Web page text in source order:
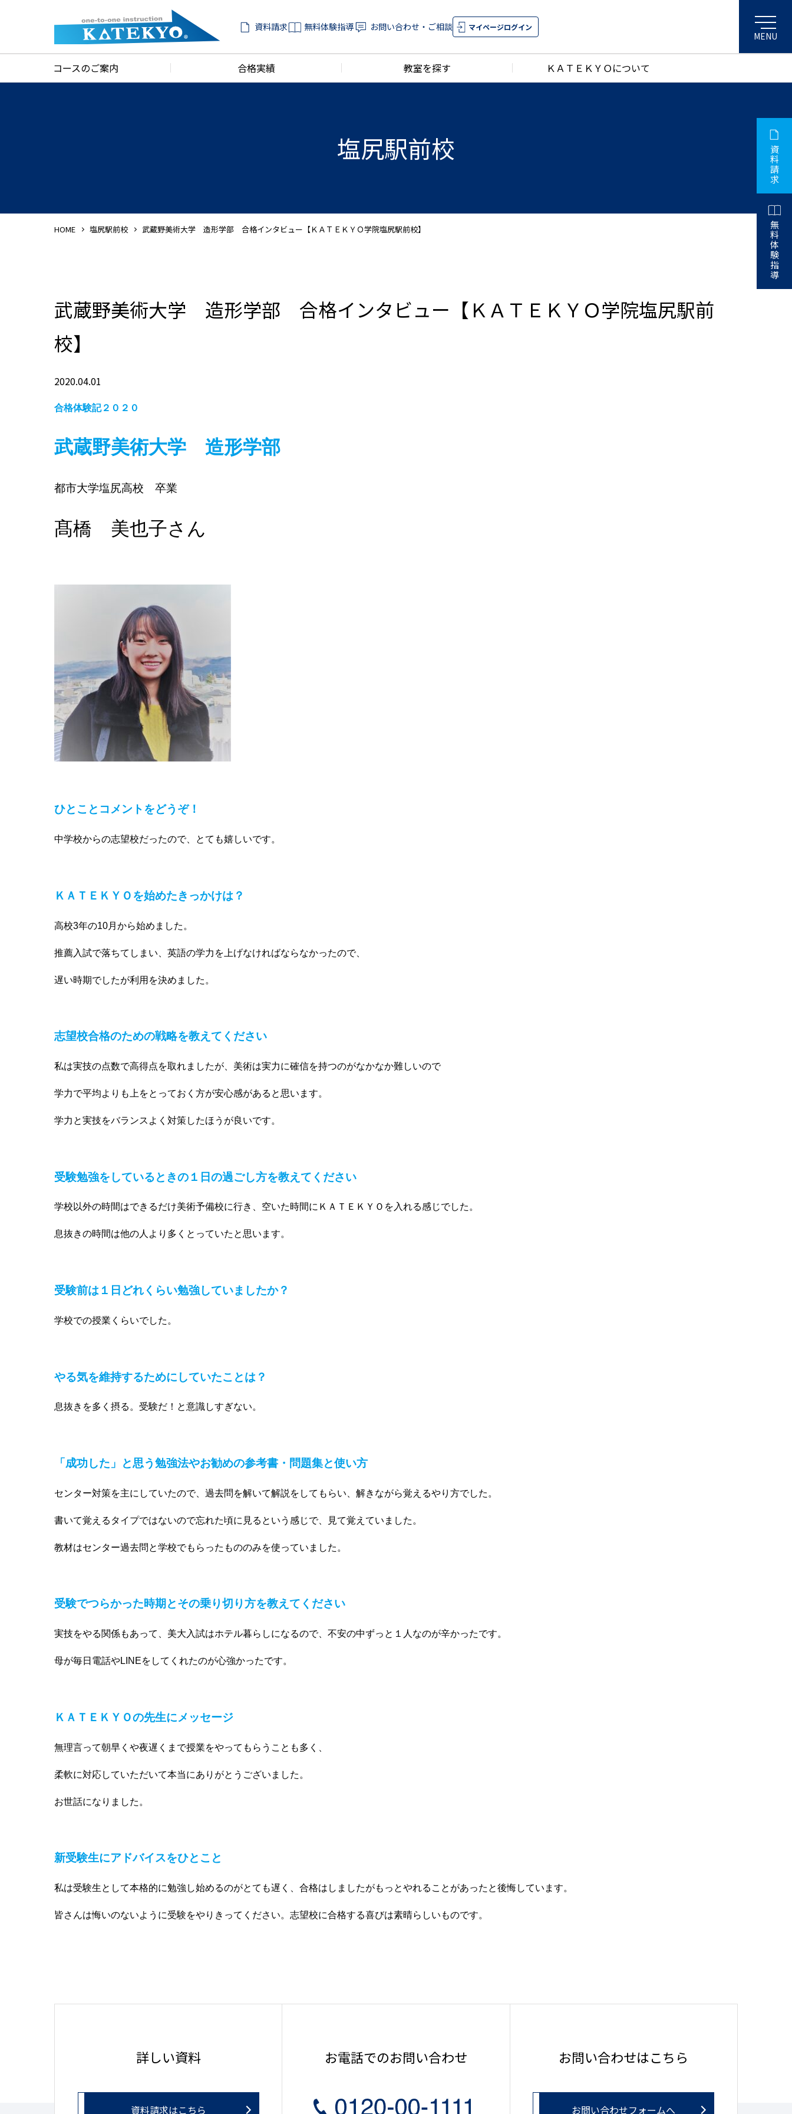
資料請求 無料体験指導 お問い合わせ・ご相談 マイページログイン
コースのご案内 合格実績 教室を探す ＫＡＴＥＫＹＯについて
塩尻駅前校
HOME 塩尻駅前校 武蔵野美術大学 造形学部 合格インタビュー【ＫＡＴＥＫＹＯ学院塩尻駅前校】
武蔵野美術大学 造形学部 合格インタビュー【ＫＡＴＥＫＹＯ学院塩尻駅前
校】
2020.04.01
合格体験記２０２０
武蔵野美術大学 造形学部
都市大学塩尻高校 卒業
髙橋 美也子さん
ひとことコメントをどうぞ！
中学校からの志望校だったので、とても嬉しいです。
ＫＡＴＥＫＹＯを始めたきっかけは？
高校3年の10月から始めました。
推薦入試で落ちてしまい、英語の学力を上げなければならなかったので、
遅い時期でしたが利用を決めました。
志望校合格のための戦略を教えてください
私は実技の点数で高得点を取れましたが、美術は実力に確信を持つのがなかなか難しいので
学力で平均よりも上をとっておく方が安心感があると思います。
学力と実技をバランスよく対策したほうが良いです。
受験勉強をしているときの １日の過ごし方を教えてください
学校以外の時間はできるだけ美術予備校に行き、空いた時間にＫＡＴＥＫＹＯを入れる感じでした。
息抜きの時間は他の人より多くとっていたと思います。
受験前は１日どれくらい勉強していましたか？
学校での授業くらいでした。
やる気を維持するためにしていたことは？
息抜きを多く摂る。受験だ！と意識しすぎない。
「成功した」と思う勉強法やお勧めの参考書・問題集と使い方
センター対策を主にしていたので、過去問を解いて解説をしてもらい、解きながら覚えるやり方でした。
書いて覚えるタイプではないので忘れた頃に見るという感じで、見て覚えていました。
教材はセンター過去問と学校でもらったもののみを使っていました。
受験でつらかった時期とその乗り切り方を教えてください
実技をやる関係もあって、美大入試はホテル暮らしになるので、不安の中ずっと１人なのが辛かったです。
母が毎日電話やLINEをしてくれたのが心強かったです。
ＫＡＴＥＫＹＯの先生にメッセージ
無理言って朝早くや夜遅くまで授業をやってもらうことも多く、
柔軟に対応していただいて本当にありがとうございました。
お世話になりました。
新受験生にアドバイスをひとこと
私は受験生として本格的に勉強し始めるのがとても遅く、合格はしましたがもっとやれることがあったと後悔しています。
皆さんは悔いのないように受験をやりきってください。志望校に合格する喜びは素晴らしいものです。
詳しい資料
資料請求はこちら
お電話でのお問い合わせ お問い合わせはこちら
お問い合わせフォームへ
資
料
請
求
無
料
体
験
指
導